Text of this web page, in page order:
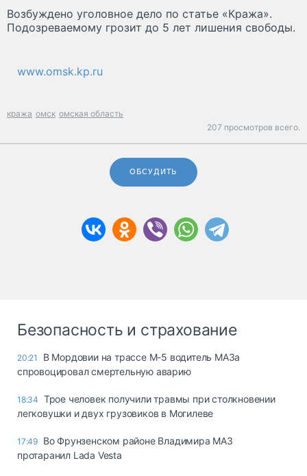
Возбуждено уголовное дело по статье «Кража».
Подозреваемому грозит до 5 лет лишения свободы.
www.omsk.kp.ru
кража омск омская область
207 просмотров всего.
ОБСУДИТЬ
Безопасность и страхование
20:21
В Мордовии на трассе М-5 водитель МАЗа
спровоцировал смертельную аварию
18:34 Трое человек получили травмы при столкновении
легковушки и двух грузовиков в Могилеве
17:49 Во Фрунзенском районе Владимира МАЗ
протаранил Lada Vesta